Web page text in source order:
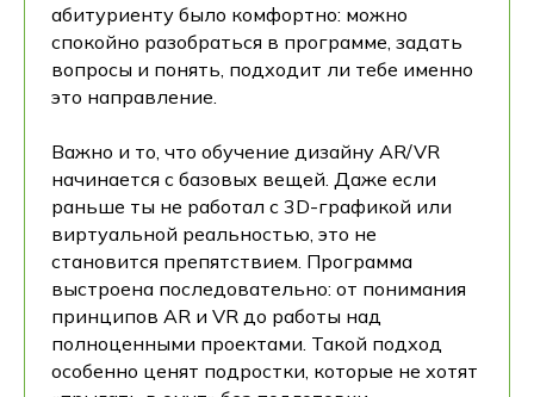
абитуриенту было комфортно: можно
спокойно разобраться в программе, задать
вопросы и понять, подходит ли тебе именно
это направление.
Важно и то, что обучение дизайну AR/VR
начинается с базовых вещей. Даже если
раньше ты не работал с 3D-графикой или
виртуальной реальностью, это не
становится препятствием. Программа
выстроена последовательно: от понимания
принципов AR и VR до работы над
полноценными проектами. Такой подход
особенно ценят подростки, которые не хотят